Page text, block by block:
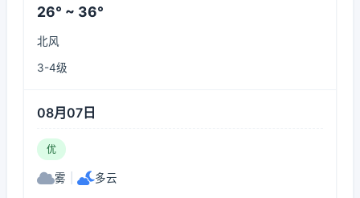
26° ~ 36°
北风
3-4级
08月07日
优
雾 多云